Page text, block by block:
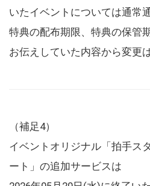
いたイベントについては通常
特典の配布期限、特典の保管
お伝えしていた内容から変更
（補足4）
イベントオリジナル「拍手ス
ート」の追加サービスは